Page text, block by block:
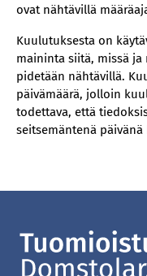
ovat nähtävillä
Kuulutuksesta on
maininta siitä, missä
pidetään nähtävillä.
päivämäärä, jolloin
todettava, että
seitsemäntenä